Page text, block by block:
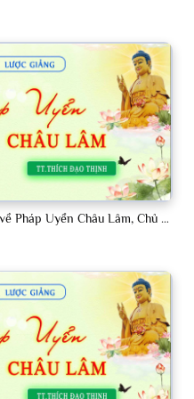
Tập 03, Lược Giảng về Pháp Uyển Châu Lâm, Chủ giảng TT Thích Đạo Thịnh